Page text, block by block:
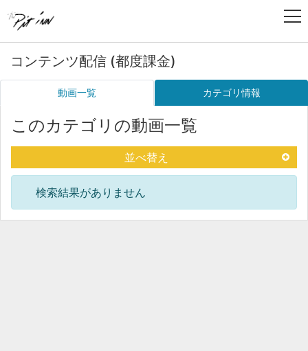
コンテンツ配信 (都度課金)
動画一覧 カテゴリ情報
このカテゴリの動画一覧
並べ替え
検索結果がありません